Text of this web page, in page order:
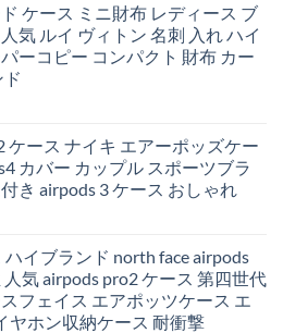
ケース ミニ財布 レディース ブ
気 ルイ ヴィトン 名刺 入れ ハイ
ーコピー コンパクト 財布 カー
ド
ケース ナイキ エアーポッズケー
カバー カップル スポーツブラ
き airpods 3 ケース おしゃれ
イブランド north face airpods
気 airpods pro2 ケース 第四世代
フェイス エアポッツケース エ
ヤホン収納ケース 耐衝撃